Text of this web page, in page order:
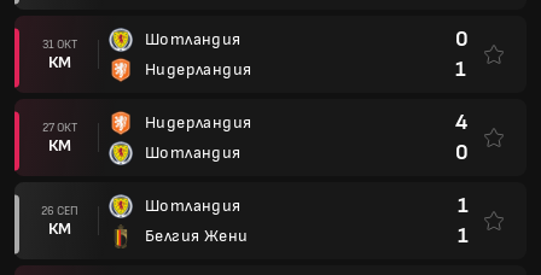
31 ОКТ
КМ
Шотландия
Нидерландия
0
1
27 ОКТ
КМ
Нидерландия
Шотландия
4
0
26 СЕП
КМ
Шотландия
Белгия Жени
1
1